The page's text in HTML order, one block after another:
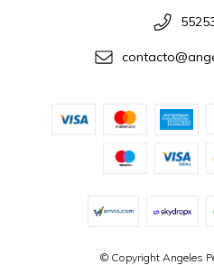
© Copyright Angeles